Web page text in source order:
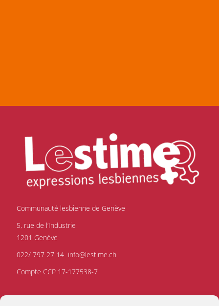
Communauté lesbienne de Genève
5, rue de l’Industrie
1201 Genève
022/ 797 27 14 info@lestime.ch
Compte CCP 17-177538-7